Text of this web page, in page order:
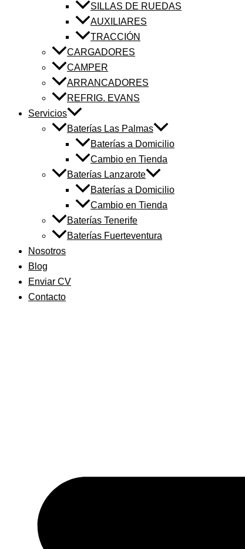
SILLAS DE RUEDAS
AUXILIARES
TRACCIÓN
CARGADORES
CAMPER
ARRANCADORES
REFRIG. EVANS
Servicios
Baterías Las Palmas
Baterías a Domicilio
Cambio en Tienda
Baterías Lanzarote
Baterías a Domicilio
Cambio en Tienda
Baterías Tenerife
Baterías Fuerteventura
Nosotros
Blog
Enviar CV
Contacto